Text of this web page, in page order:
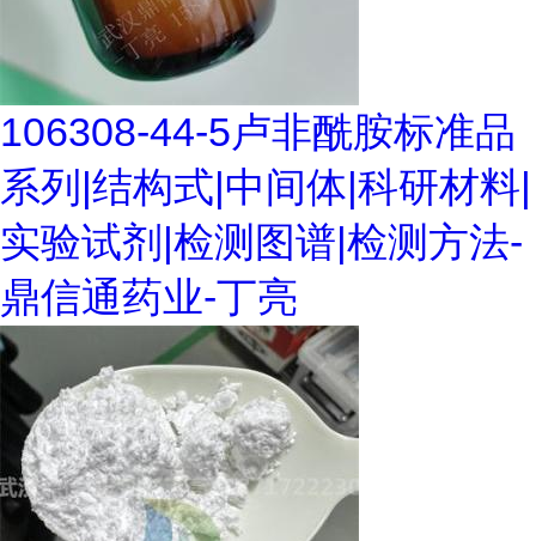
106308-44-5卢非酰胺标准品
系列|结构式|中间体|科研材料|
实验试剂|检测图谱|检测方法-
鼎信通药业-丁亮